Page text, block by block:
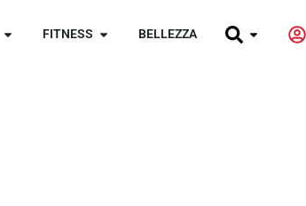
FITNESS BELLEZZA